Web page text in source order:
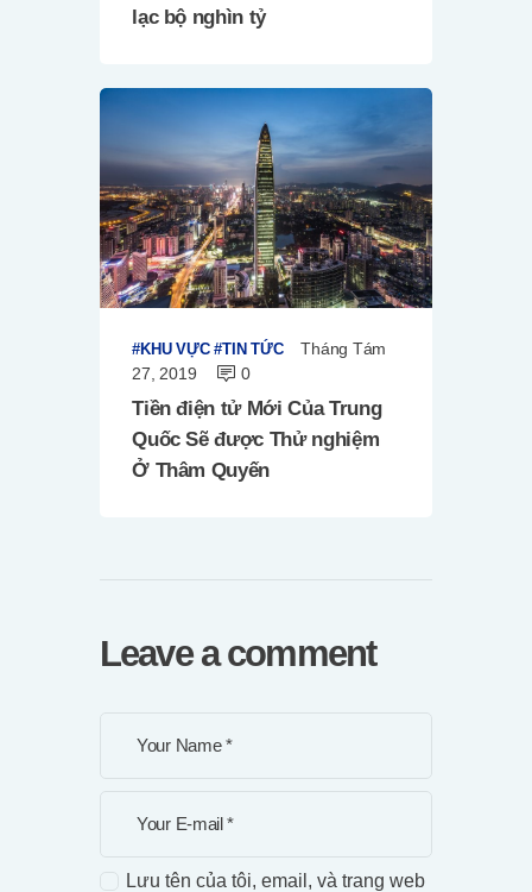
lạc bộ nghìn tỷ
KHU VỰC TIN TỨC
Tháng Tám
27, 2019
0
Tiền điện tử Mới Của Trung
Quốc Sẽ được Thử nghiệm
Ở Thâm Quyến
Leave a comment
Lưu tên của tôi, email, và trang web